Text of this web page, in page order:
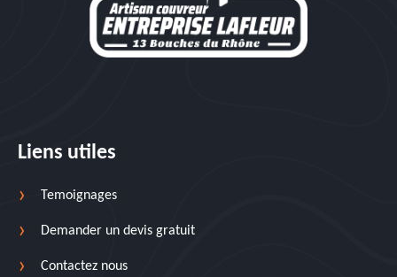
Liens utiles
Temoignages
Demander un devis gratuit
Contactez nous